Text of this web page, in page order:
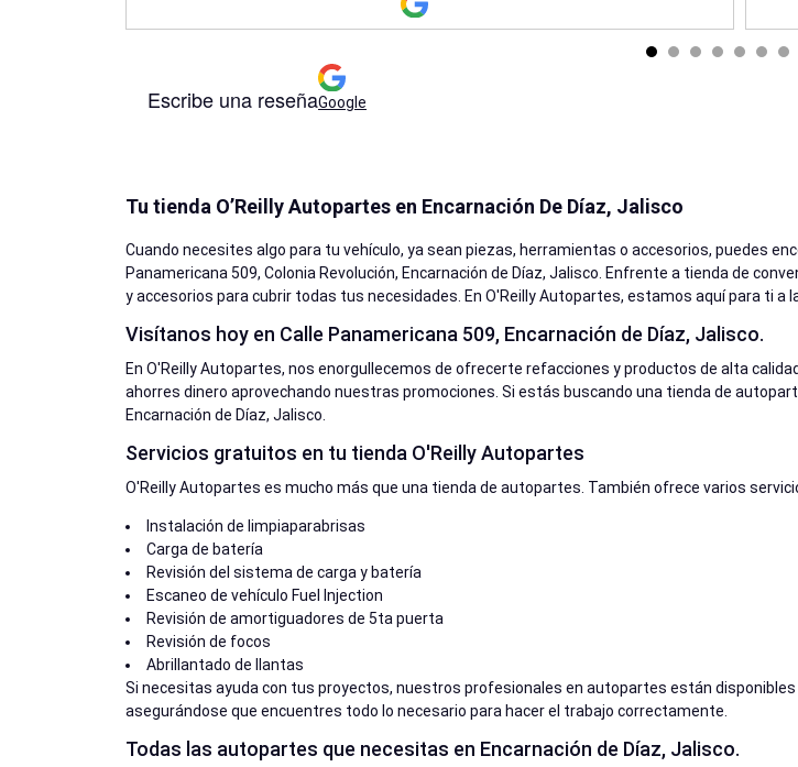
Escribe una reseñaGoogle
Tu tienda O’Reilly Autopartes en Encarnación De Díaz, Jalisco
Cuando necesites algo para tu vehículo, ya sean piezas, herramientas o accesorios, puedes
Panamericana 509, Colonia Revolución, Encarnación de Díaz, Jalisco. Enfrente a tienda de
y accesorios para cubrir todas tus necesidades. En O'Reilly Autopartes, estamos aquí para ti a
Visítanos hoy en Calle Panamericana 509, Encarnación de Díaz, Jalisco.
En O'Reilly Autopartes, nos enorgullecemos de ofrecerte refacciones y productos de alta
ahorres dinero aprovechando nuestras promociones. Si estás buscando una tienda de
Encarnación de Díaz, Jalisco.
Servicios gratuitos en tu tienda O'Reilly Autopartes
O'Reilly Autopartes es mucho más que una tienda de autopartes. También ofrece varios
Instalación de limpiaparabrisas
Carga de batería
Revisión del sistema de carga y batería
Escaneo de vehículo Fuel Injection
Revisión de amortiguadores de 5ta puerta
Revisión de focos
Abrillantado de llantas
Si necesitas ayuda con tus proyectos, nuestros profesionales en autopartes están
asegurándose que encuentres todo lo necesario para hacer el trabajo correctamente.
Todas las autopartes que necesitas en Encarnación de Díaz, Jalisco.